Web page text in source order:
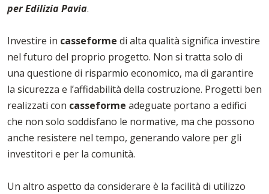
per Edilizia Pavia.
Investire in casseforme di alta qualità significa investire
nel futuro del proprio progetto. Non si tratta solo di
una questione di risparmio economico, ma di garantire
la sicurezza e l’affidabilità della costruzione. Progetti ben
realizzati con casseforme adeguate portano a edifici
che non solo soddisfano le normative, ma che possono
anche resistere nel tempo, generando valore per gli
investitori e per la comunità.
Un altro aspetto da considerare è la facilità di utilizzo